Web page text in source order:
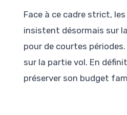
Face à ce cadre strict,
insistent désormais sur
pour de courtes
sur la partie vol. En
préserver son budget